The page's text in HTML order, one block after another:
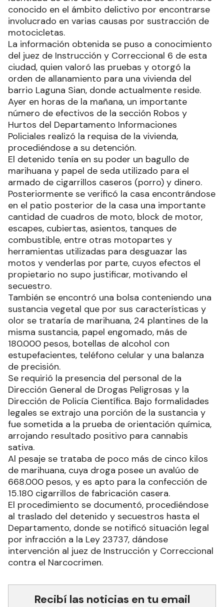
conocido en el ámbito delictivo por encontrarse
involucrado en varias causas por sustracción de
motocicletas.
La información obtenida se puso a conocimiento
del juez de Instrucción y Correccional 6 de esta
ciudad, quien valoró las pruebas y otorgó la
orden de allanamiento para una vivienda del
barrio Laguna Sian, donde actualmente reside.
Ayer en horas de la mañana, un importante
número de efectivos de la sección Robos y
Hurtos del Departamento Informaciones
Policiales realizó la requisa de la vivienda,
procediéndose a su detención.
El detenido tenía en su poder un bagullo de
marihuana y papel de seda utilizado para el
armado de cigarrillos caseros (porro) y dinero.
Posteriormente se verificó la casa encontrándose
en el patio posterior de la casa una importante
cantidad de cuadros de moto, block de motor,
escapes, cubiertas, asientos, tanques de
combustible, entre otras motopartes y
herramientas utilizadas para desguazar las
motos y venderlas por parte, cuyos efectos el
propietario no supo justificar, motivando el
secuestro.
También se encontró una bolsa conteniendo una
sustancia vegetal que por sus características y
olor se trataría de marihuana, 24 plantines de la
misma sustancia, papel engomado, más de
180.000 pesos, botellas de alcohol con
estupefacientes, teléfono celular y una balanza
de precisión.
Se requirió la presencia del personal de la
Dirección General de Drogas Peligrosas y la
Dirección de Policía Científica. Bajo formalidades
legales se extrajo una porción de la sustancia y
fue sometida a la prueba de orientación química,
arrojando resultado positivo para cannabis
sativa.
Al pesaje se trataba de poco más de cinco kilos
de marihuana, cuya droga posee un avalúo de
668.000 pesos, y es apto para la confección de
15.180 cigarrillos de fabricación casera.
El procedimiento se documentó, procediéndose
al traslado del detenido y secuestros hasta el
Departamento, donde se notificó situación legal
por infracción a la Ley 23737, dándose
intervención al juez de Instrucción y Correccional
contra el Narcocrimen.
Recibí las noticias en tu email